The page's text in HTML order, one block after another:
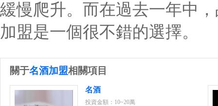
緩慢爬升。而在過去一年中
加盟是一個很不錯的選擇。
關于名酒加盟相關項目
名酒
投資金額：10~20萬